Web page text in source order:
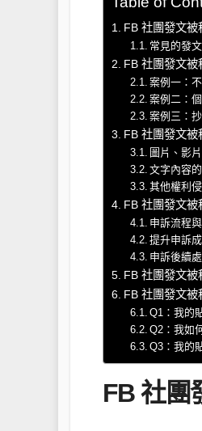
FB 社團發文被
常見的發
FB 社團發文被
案例一：
案例二：
案例三：
FB 社團發文被
圖片、影
文字內容
其他權利
FB 社團發文被
申訴流程
提升申訴
申訴後續
FB 社團發文被
FB 社團發文被
Q1：我的
Q2：我如
Q3：我的
FB 社團